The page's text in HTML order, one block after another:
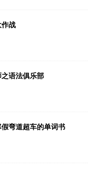
战
语法俱乐部
弯道超车的单词书